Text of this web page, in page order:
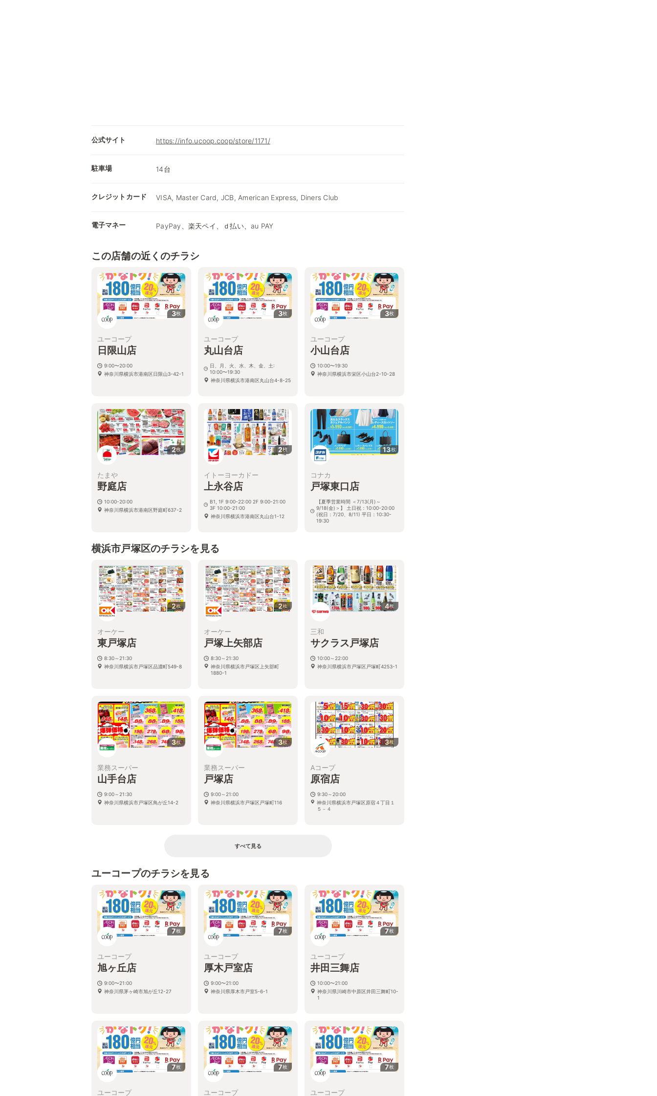
公式サイト https://info.ucoop.coop/store/1171/
駐車場 14台
クレジットカード VISA, Master Card, JCB, American Express, Diners Club
電子マネー PayPay、楽天ペイ、ｄ払い、au PAY
この店舗の近くのチラシ
3枚
ユーコープ
日限山店
9:00〜20:00
神奈川県横浜市港南区日限山3-42-1
3枚
ユーコープ
丸山台店
日、月、火、水、木、金、土:
10:00〜19:30
神奈川県横浜市港南区丸山台4-8-25
3枚
ユーコープ
小山台店
10:00〜19:30
神奈川県横浜市栄区小山台2-10-28
2枚
たまや
野庭店
10:00-20:00
神奈川県横浜市港南区野庭町637-2
2枚
イトーヨーカドー
上永谷店
B1, 1F 9:00-22:00 2F 9:00-21:00
3F 10:00-21:00
神奈川県横浜市港南区丸山台1-12
13枚
コナカ
戸塚東口店
【夏季営業時間 ＜7/13(月)～
9/18(金)＞】 土日祝：10:00-20:00
(祝日：7/20、8/11) 平日：10:30-
19:30
横浜市戸塚区のチラシを見る
2枚
オーケー
東戸塚店
8:30～21:30
神奈川県横浜市戸塚区品濃町549-8
2枚
オーケー
戸塚上矢部店
8:30～21:30
神奈川県横浜市戸塚区上矢部町
1880-1
4枚
三和
サクラス戸塚店
10:00～22:00
神奈川県横浜市戸塚区戸塚町4253-1
3枚
業務スーパー
山手台店
9:00～21:30
神奈川県横浜市戸塚区鳥が丘14-2
3枚
業務スーパー
戸塚店
9:00～21:00
神奈川県横浜市戸塚区戸塚町116
3枚
Aコープ
原宿店
9:30～20:00
神奈川県横浜市戸塚区原宿４丁目１
５－４
すべて見る
ユーコープのチラシを見る
7枚
ユーコープ
旭ヶ丘店
9:00〜21:00
神奈川県茅ヶ崎市旭が丘12-27
7枚
ユーコープ
厚木戸室店
9:00〜21:00
神奈川県厚木市戸室5-6-1
7枚
ユーコープ
井田三舞店
10:00〜21:00
神奈川県川崎市中原区井田三舞町10-
1
7枚
ユーコープ
7枚
ユーコープ
7枚
ユーコープ